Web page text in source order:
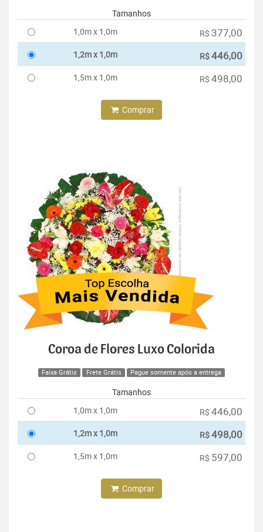
Tamanhos
1,0m x 1,0m
R$ 377,00
1,2m x 1,0m R$446,00
1,5m x 1,0m R$ 498,00
Comprar
Coroa de Flores Luxo Colorida
Faixa Grátis Frete Grátis Pague somente após a entrega
Tamanhos
1,0m x 1,0m
R$ 446,00
1,2m x 1,0m R$498,00
1,5m x 1,0m R$ 597,00
Comprar